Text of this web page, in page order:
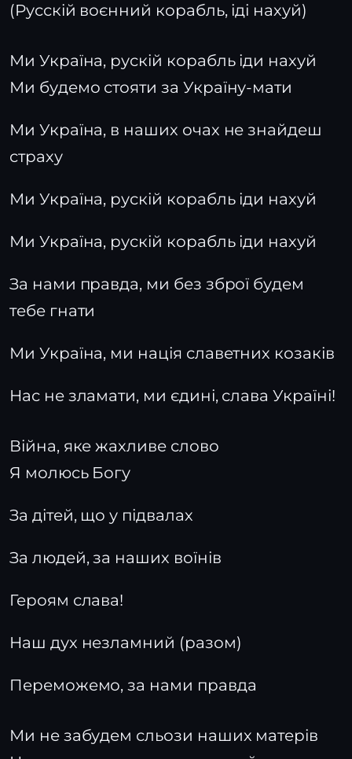
(Русскій воєнний корабль, іді нахуй)
Ми Україна, рускій корабль іди нахуй
Ми будемо стояти за Україну-мати
Ми Україна, в наших очах не знайдеш
страху
Ми Україна, рускій корабль іди нахуй
Ми Україна, рускій корабль іди нахуй
За нами правда, ми без зброї будем
тебе гнати
Ми Україна, ми нація славетних козаків
Нас не зламати, ми єдині, слава Україні!
Війна, яке жахливе слово
Я молюсь Богу
За дітей, що у підвалах
За людей, за наших воїнів
Героям слава!
Наш дух незламний (разом)
Переможемо, за нами правда
Ми не забудем сльози наших матерів